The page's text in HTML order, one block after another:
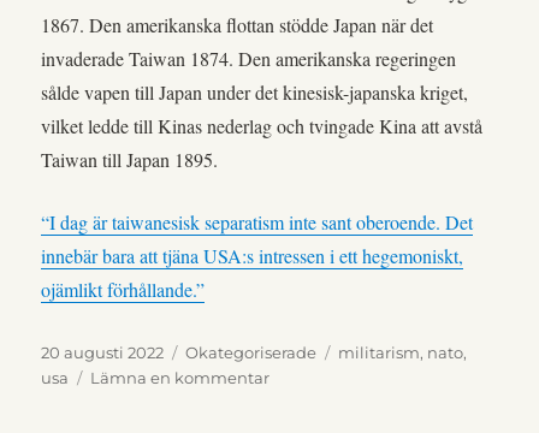
1867. Den amerikanska flottan stödde Japan när det
invaderade Taiwan 1874. Den amerikanska regeringen
sålde vapen till Japan under det kinesisk-japanska kriget,
vilket ledde till Kinas nederlag och tvingade Kina att avstå
Taiwan till Japan 1895.
“I dag är taiwanesisk separatism inte sant oberoende. Det
innebär bara att tjäna USA:s intressen i ett hegemoniskt,
ojämlikt förhållande.”
Publicerat
den
20 augusti 2022 Kategorier
Okategoriserade Etiketter
militarism, nato,
usa
Lämna en kommentartill